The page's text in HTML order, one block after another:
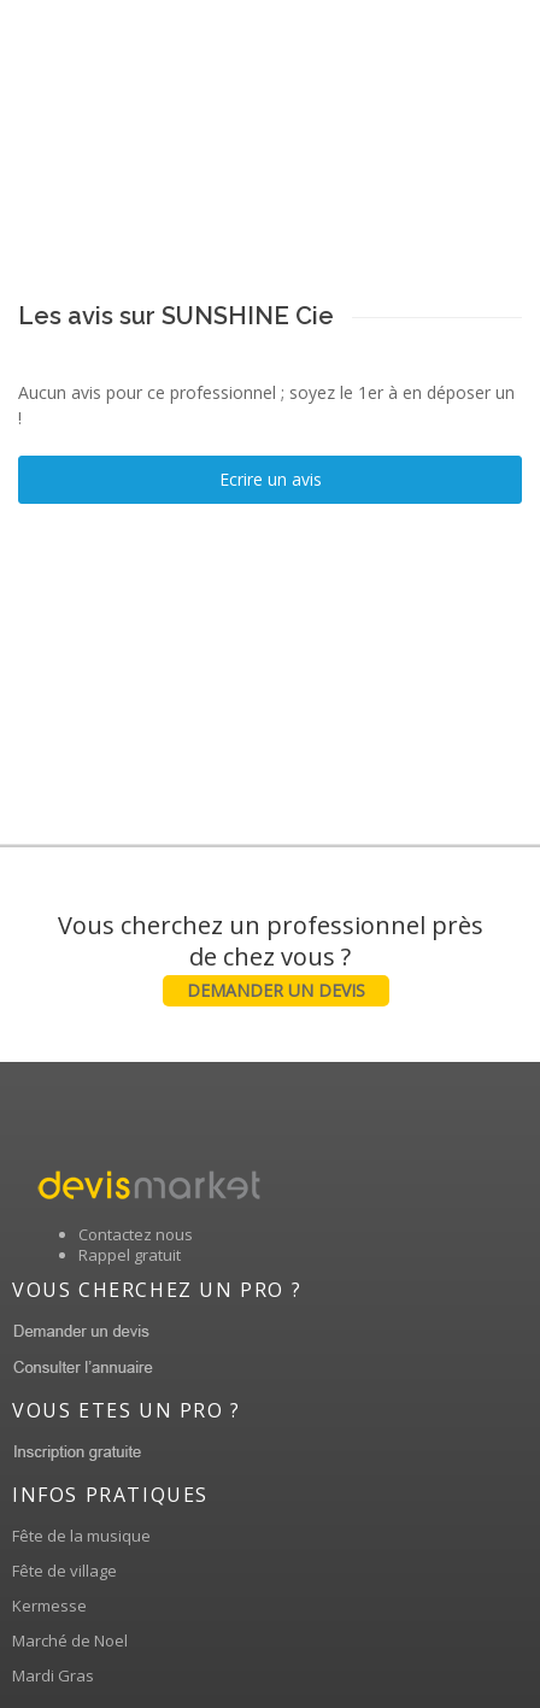
Les avis sur SUNSHINE Cie
Aucun avis pour ce professionnel ; soyez le 1er à en déposer un
!
Ecrire un avis
Vous cherchez un professionnel près
DEMANDER UN DEVIS
Contactez nous
Rappel gratuit
VOUS CHERCHEZ UN PRO ?
VOUS ETES UN PRO ?
INFOS PRATIQUES
Fête de la musique
Fête de village
Kermesse
Marché de Noel
Mardi Gras